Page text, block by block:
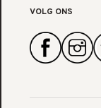
VOLG ONS